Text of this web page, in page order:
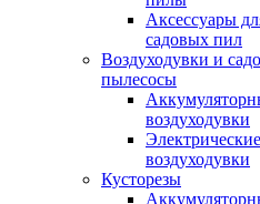
Аксессуары
садовых пил
Воздуходувки и
пылесосы
воздуходувки
Электрические
воздуходувки
Кусторезы